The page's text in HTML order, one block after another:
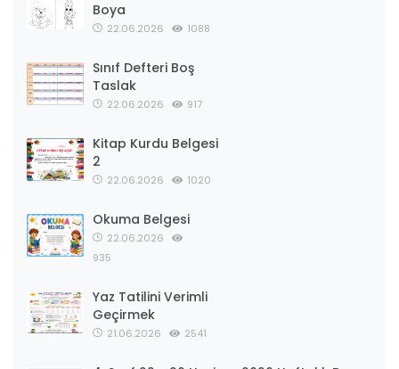
Boya
22.06.2026 1088
Sınıf Defteri Boş
Taslak
22.06.2026 917
Kitap Kurdu Belgesi
2
22.06.2026 1020
Okuma Belgesi
22.06.2026
935
Yaz Tatilini Verimli
Geçirmek
21.06.2026 2541